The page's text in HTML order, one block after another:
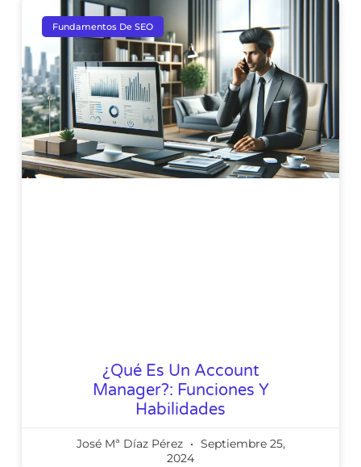
Fundamentos De SEO
¿Qué Es Un Account
Manager?: Funciones Y
Habilidades
José Mª Díaz Pérez
Septiembre 25,
2024